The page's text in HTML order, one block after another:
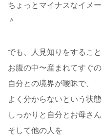
ちょっとマイナスなイメ
＾
でも、人見知りをすること
お腹の中〜産まれてすぐ
自分との境界が曖昧で、
よく分からないという状態
しっかりと自分とお母さん
そして他の人を